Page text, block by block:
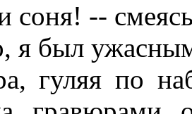
--
я был
гуляя по